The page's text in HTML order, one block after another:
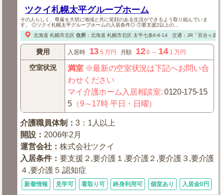
ツクイ札幌太平グループホーム
その人らしく、尊厳を大切に地域と共に笑顔のある生活ができるよう取り組んでいま
す。 ◎ツクイ札幌太平グループホームの入居条件◎ ①要支援2以上の...
北海道 札幌市北区 住所： 北海道 札幌市北区 太平七条6-6-14 交通：JR「百合ヶ原
費用 入居時 13.5 万円 月額 12.6 ～ 14.1 万円
空室状況 満室※最新の空室状況は下記へお問い合
わせください
マイ介護ホーム入居相談室:0120-175-15
5 （9～17時 平日・日曜）
介護職員体制 ：3：1人以上
開設 ：2006年2月
運営会社 ：株式会社ツクイ
入居条件：要支援２,要介護１,要介護２,要介護３,要介護
４,要介護５,認知症
新着情報 見学可 看取り可 終身利用可 個室あり 入居金0円